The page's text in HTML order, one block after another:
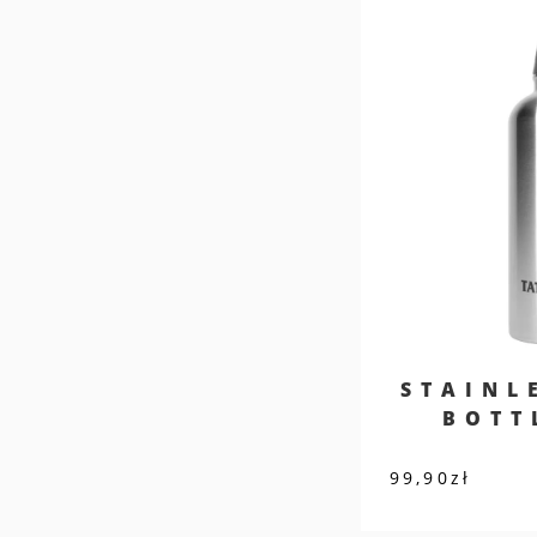
99,90zł